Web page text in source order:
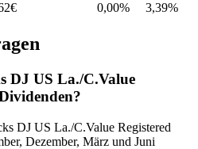
€ 0,00% 3,39%
DJ US La./C.Value
DJ US La./C.Value Registered
Dezember, März und Juni